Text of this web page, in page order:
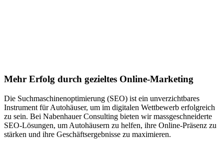
Mehr Erfolg durch gezieltes Online-Marketing
Die Suchmaschinenoptimierung (SEO) ist ein unverzichtbares
Instrument für Autohäuser, um im digitalen Wettbewerb erfolgreich
zu sein. Bei Nabenhauer Consulting bieten wir massgeschneiderte
SEO-Lösungen, um Autohäusern zu helfen, ihre Online-Präsenz zu
stärken und ihre Geschäftsergebnisse zu maximieren.